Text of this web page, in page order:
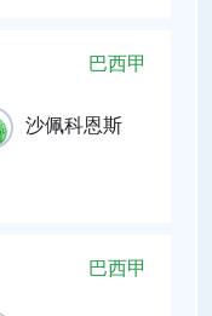
巴西甲
沙佩科恩斯
巴西甲